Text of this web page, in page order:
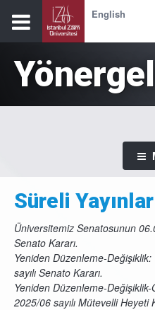
English
Süreli
Üniversitemiz Senatosunun
Senato Kararı.
Yeniden Düzenleme-
sayılı Senato Kararı.
Yeniden Düzenleme-
2025/06 sayılı Mütevelli Heyeti